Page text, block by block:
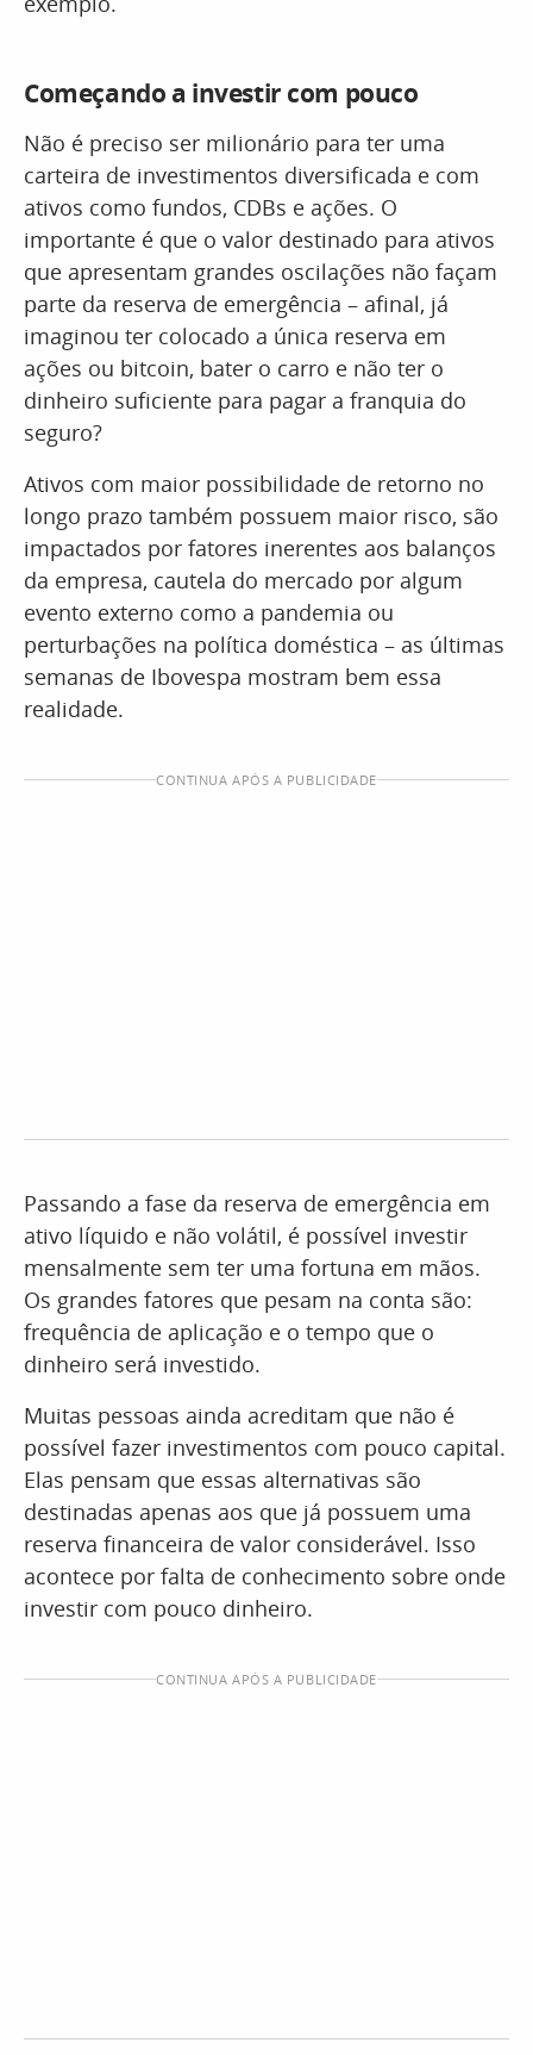
Começando a investir com pouco
Não é preciso ser milionário para ter uma
carteira de investimentos diversificada e com
ativos como fundos, CDBs e ações. O
importante é que o valor destinado para ativos
que apresentam grandes oscilações não façam
parte da reserva de emergência – afinal, já
imaginou ter colocado a única reserva em
ações ou bitcoin, bater o carro e não ter o
dinheiro suficiente para pagar a franquia do
seguro?
Ativos com maior possibilidade de retorno no
longo prazo também possuem maior risco, são
impactados por fatores inerentes aos balanços
da empresa, cautela do mercado por algum
evento externo como a pandemia ou
perturbações na política doméstica – as últimas
semanas de Ibovespa mostram bem essa
realidade.
CONTINUA APÓS A PUBLICIDADE
Passando a fase da reserva de emergência em
ativo líquido e não volátil, é possível investir
mensalmente sem ter uma fortuna em mãos.
Os grandes fatores que pesam na conta são:
frequência de aplicação e o tempo que o
dinheiro será investido.
Muitas pessoas ainda acreditam que não é
possível fazer investimentos com pouco capital.
Elas pensam que essas alternativas são
destinadas apenas aos que já possuem uma
reserva financeira de valor considerável. Isso
acontece por falta de conhecimento sobre onde
investir com pouco dinheiro.
CONTINUA APÓS A PUBLICIDADE